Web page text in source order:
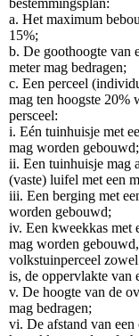
bestemmingsplan:
a. Het maximum
15%;
b. De goothoogte van
meter mag bedragen;
c. Een perceel
mag ten hoogste 20%
persceel:
i. Eén tuinhuisje met
mag worden gebouwd;
ii. Een tuinhuisje mag
(vaste) luifel met een
iii. Een berging met
worden gebouwd;
iv. Een kweekkas met
mag worden
volkstuinperceel
is, de oppervlakte van
v. De hoogte van de
mag bedragen;
vi. De afstand van